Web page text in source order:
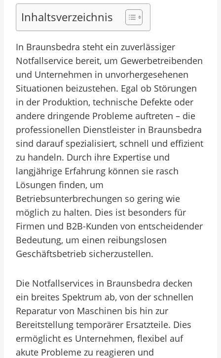
Inhaltsverzeichnis
In Braunsbedra steht ein zuverlässiger
Notfallservice bereit, um Gewerbetreibenden
und Unternehmen in unvorhergesehenen
Situationen beizustehen. Egal ob Störungen
in der Produktion, technische Defekte oder
andere dringende Probleme auftreten – die
professionellen Dienstleister in Braunsbedra
sind darauf spezialisiert, schnell und effizient
zu handeln. Durch ihre Expertise und
langjährige Erfahrung können sie rasch
Lösungen finden, um
Betriebsunterbrechungen so gering wie
möglich zu halten. Dies ist besonders für
Firmen und B2B-Kunden von entscheidender
Bedeutung, um einen reibungslosen
Geschäftsbetrieb sicherzustellen.
Die Notfallservices in Braunsbedra decken
ein breites Spektrum ab, von der schnellen
Reparatur von Maschinen bis hin zur
Bereitstellung temporärer Ersatzteile. Dies
ermöglicht es Unternehmen, flexibel auf
akute Probleme zu reagieren und